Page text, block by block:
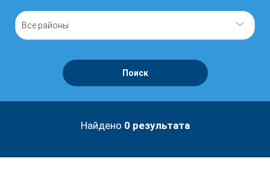
Все районы
Поиск
Найдено 0 результата